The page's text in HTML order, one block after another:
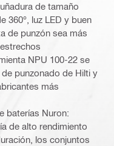
de tamaño
360°, luz LED y buen
de punzón sea más
NPU 100-22 se
punzonado de Hilti y
más
baterías Nuron:
de alto rendimiento
los conjuntos